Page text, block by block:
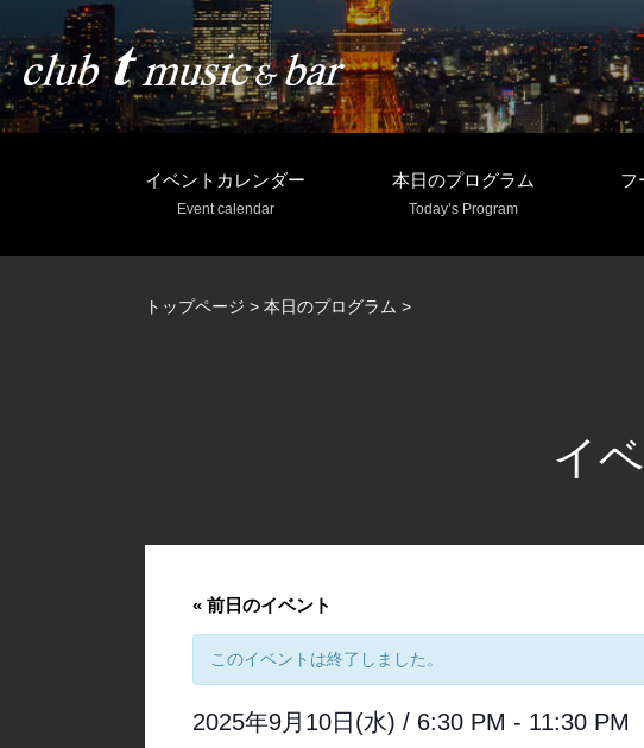
イベントカレンダー
Event calendar
本日のプログラム
Today’s Program
フ
トップページ > 本日のプログラム >
イ
« 前日のイベント
このイベントは終了しました。
2025年9月10日(水) / 6:30 PM - 11:30 PM